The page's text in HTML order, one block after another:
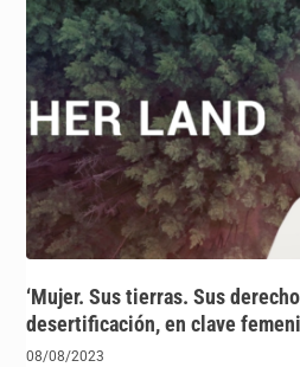
‘Mujer. Sus tierras. Sus
desertificación, en clave
08/08/2023